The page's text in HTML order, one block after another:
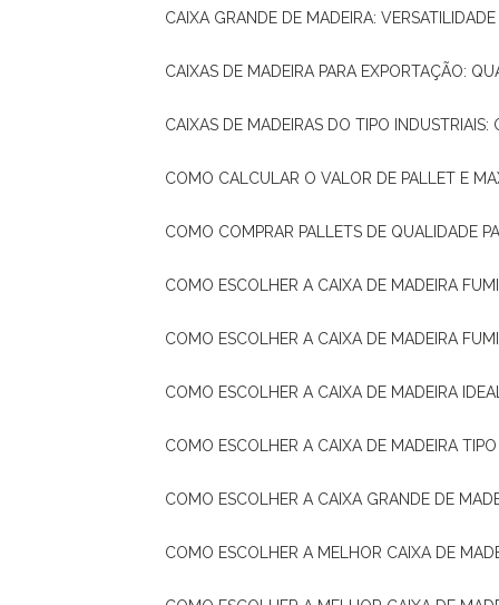
CAIXA GRANDE DE MADEIRA:
CAIXAS DE MADEIRA PARA EXPORTAÇÃO:
CAIXAS DE MADEIRAS DO TIPO
COMO CALCULAR O VALOR DE PALLET E
COMO COMPRAR PALLETS DE QUALIDADE
COMO ESCOLHER A CAIXA DE MADEIRA
COMO ESCOLHER A CAIXA DE MADEIRA
COMO ESCOLHER A CAIXA DE MADEIRA
COMO ESCOLHER A CAIXA DE MADEIRA
COMO ESCOLHER A CAIXA GRANDE DE
COMO ESCOLHER A MELHOR CAIXA DE